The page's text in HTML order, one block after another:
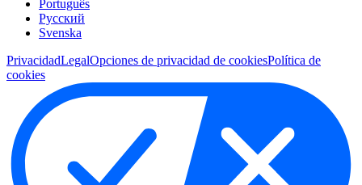
Português
Pусский
Svenska
PrivacidadLegalOpciones de privacidad de cookiesPolítica de
cookies